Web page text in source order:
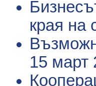
края на
15 март